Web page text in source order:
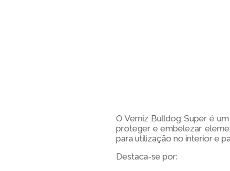
O Verniz Bulldog Super é
proteger e embelezar
para utilização no interior e
Destaca-se por: